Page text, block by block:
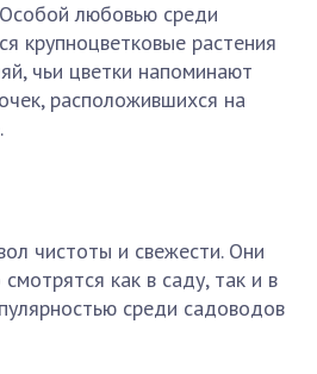
любовью среди
крупноцветковые растения
чьи цветки напоминают
расположившихся на
чистоты и свежести. Они
как в саду, так и в
среди садоводов